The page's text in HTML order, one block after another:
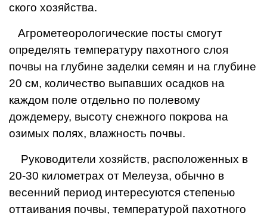
ского хозяйства.
Агрометеорологические посты смогут
определять температуру пахотного слоя
почвы на глубине заделки семян и на глу­бине
20 см, количество выпавших осадков на
каждом поле отдельно по полевому
дождемеру, вы­соту снежного покрова на
озимых полях, влажность почвы.
Руководители хозяйств, расположенных в
20-30 километрах от Мелеуза, обычно в
весенний период интересуются степенью
оттаивания почвы, темпе­ратурой пахотного